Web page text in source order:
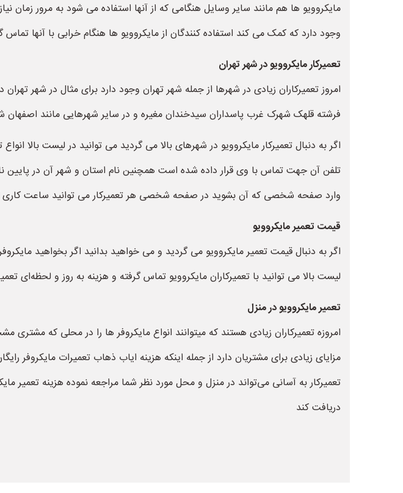
مایکروویو ها هم مانند سایر وسایل هنگامی که از آنها استفاده می شود به مرور زمان
وجود دارد که کمک می کند استفاده کنندگان از مایکروویو ها هنگام خرابی با آنها تماس
تعمیرکار مایکروویو در شهر تهران
امروز تعمیرکاران زیادی در شهرها از جمله شهر تهران وجود دارد برای مثال در شهر
فرشته قلهک شهرک غرب پاسداران سیدخندان مغیره و در سایر شهرهایی مانند اصفهان
اگر به دنبال تعمیرکار مایکروویو در شهرهای بالا می گردید می توانید در لیست بالا
تلفن آن جهت تماس با وی قرار داده شده است همچنین نام استان و شهر آن در پایین
وارد صفحه شخصی که آن بشوید در صفحه شخصی هر تعمیرکار می توانید ساعت کاری
قیمت تعمیر مایکروویو
اگر به دنبال قیمت تعمیر مایکروویو می گردید و می خواهید بدانید اگر بخواهید
لیست بالا می توانید با تعمیرکاران مایکروویو تماس گرفته و هزینه به روز و لحظه‌ای
تعمیر مایکروویو در منزل
امروزه تعمیرکاران زیادی هستند که میتوانند انواع مایکروفر ها را در محلی که
مزایای زیادی برای مشتریان دارد از جمله اینکه هزینه ایاب ذهاب تعمیرات
تعمیرکار به آسانی می‌تواند در منزل و محل مورد نظر شما مراجعه نموده هزینه تعمیر
دریافت کند